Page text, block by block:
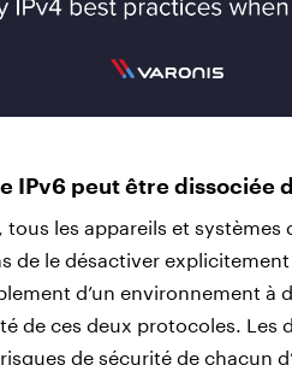
IPv6 peut être dissociée
tous les appareils et
de le désactiver
d’un environnement à
de ces deux protocoles.
de sécurité de chacun